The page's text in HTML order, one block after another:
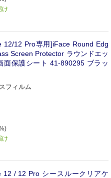
け
12/12 Pro専用]iFace Round Edg
Screen Protector ラウンドエッ
面保護シート 41-890295 ブラッ
フィルム
け
12 / 12 Pro シースルークリアケ